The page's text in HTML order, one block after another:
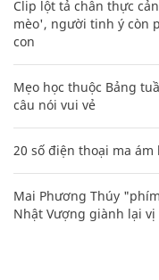
Clip lột tả chân thực
mèo', người tinh ý còn
con
Mẹo học thuộc Bảng
câu nói vui vẻ
20 số điện thoại ma
Mai Phương Thúy
Nhật Vượng giành lại